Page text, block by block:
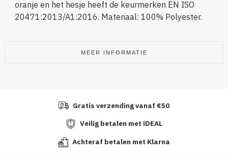
oranje en het hesje heeft de keurmerken EN ISO
20471:2013/A1:2016. Materiaal: 100% Polyester.
MEER INFORMATIE
Gratis verzending vanaf €50
Veilig betalen met iDEAL
Achteraf betalen met Klarna